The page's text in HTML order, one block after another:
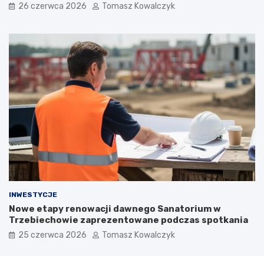
26 czerwca 2026 Tomasz Kowalczyk
INWESTYCJE
Nowe etapy renowacji dawnego Sanatorium w
Trzebiechowie zaprezentowane podczas spotkania
25 czerwca 2026 Tomasz Kowalczyk